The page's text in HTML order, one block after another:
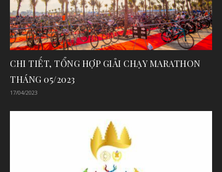
CHI TIẾT, TỔNG HỢP GIẢI CHẠY MARATHON
THÁNG 05/2023
17/04/2023